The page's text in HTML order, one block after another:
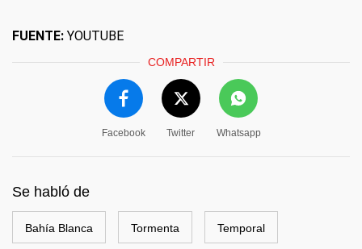
FUENTE: YOUTUBE
COMPARTIR
Facebook Twitter Whatsapp
Se habló de
Bahía Blanca Tormenta Temporal